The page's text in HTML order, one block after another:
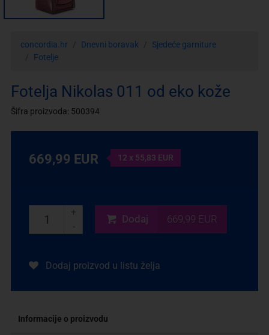
concordia.hr Dnevni boravak
Sjedeće garniture
Fotelje
Fotelja Nikolas 011 od eko kože
Šifra proizvoda: 500394
669,99 EUR 12 x 55,83 EUR
+
-
Dodaj 669,99 EUR
Dodaj proizvod u listu želja
Informacije o proizvodu